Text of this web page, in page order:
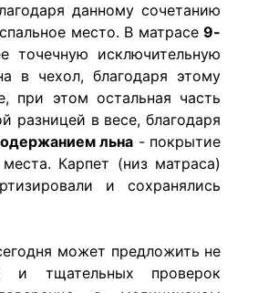
данному сочетанию
место. В матрасе9-
точечную исключительную
в чехол, благодаря этому
при этом остальная часть
разницей в весе, благодаря
льна - покрытие
Карпет (низ матраса)
и сохранялись
может предложить не
и тщательных проверок